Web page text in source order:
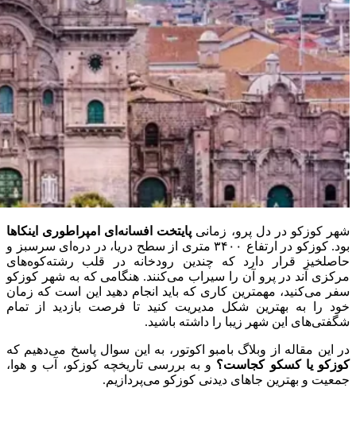
شهر کوزکو در دل پرو، زمانی پایتخت افسانه‌ای امپراطوری اینکاها
بود. کوزکو در ارتفاع ۳۴۰۰ متری از سطح دریا، در دره‌ای سرسبز و
حاصلخیز قرار دارد که چندین رودخانه در قلب رشته‌کوه‌های
مرکزی آند در پرو آن را سیراب می‌کنند. هنگامی که به شهر کوزکو
سفر می‌کنید، مهمترین کاری که باید انجام دهید این است که زمان
خود را به بهترین شکل مدیریت کنید تا فرصت بازدید از تمام
شگفتی‌های این شهر زیبا را داشته باشید.
در این مقاله از وبلاگ بامبو اکوتور، به این سوال پاسخ می‌دهیم که
کوزکو یا کسکو کجاست؟ و به بررسی تاریخچه کوزکو، آب و هوا،
جمعیت و بهترین جاهای دیدنی کوزکو می‌پردازیم.